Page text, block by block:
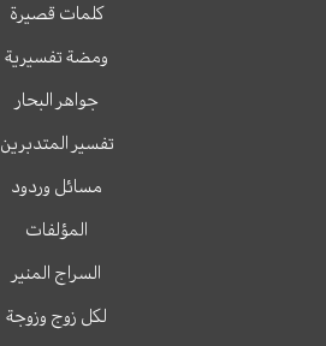
كلمات قصيرة
ومضة تفسيرية
جواهر البحار
تفسير المتدبرين
مسائل وردود
المؤلفات
السراج المنير
لكل زوج وزوجة